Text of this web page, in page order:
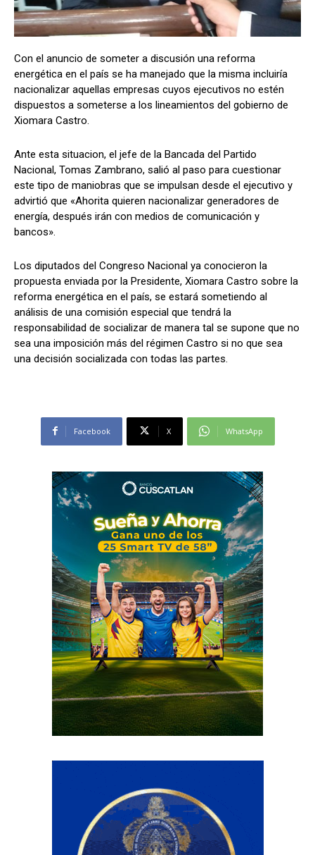
Comparta
Síganos
Comparta
Síganos
Con el anuncio de someter a discusión una reforma
energética en el país se ha manejado que la misma incluiría
nacionalizar aquellas empresas cuyos ejecutivos no estén
dispuestos a someterse a los lineamientos del gobierno de
Xiomara Castro.
Ante esta situacion, el jefe de la Bancada del Partido
Nacional, Tomas Zambrano, salió al paso para cuestionar
este tipo de maniobras que se impulsan desde el ejecutivo y
advirtió que «Ahorita quieren nacionalizar generadores de
energía, después irán con medios de comunicación y
bancos».
Los diputados del Congreso Nacional ya conocieron la
propuesta enviada por la Presidente, Xiomara Castro sobre la
reforma energética en el país, se estará sometiendo al
análisis de una comisión especial que tendrá la
responsabilidad de socializar de manera tal se supone que no
sea una imposición más del régimen Castro si no que sea
una decisión socializada con todas las partes.
Facebook X WhatsApp